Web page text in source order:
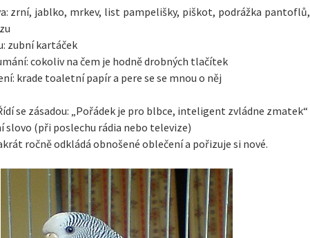
zrní, jablko, mrkev, list pampelišky, piškot, podrážka pantoflů,
zubní kartáček
cokoliv na čem je hodně drobných tlačítek
krade toaletní papír a pere se se mnou o něj
se zásadou: „Pořádek je pro blbce, inteligent zvládne zmatek“
slovo (při poslechu rádia nebo televize)
ročně odkládá obnošené oblečení a pořizuje si nové.